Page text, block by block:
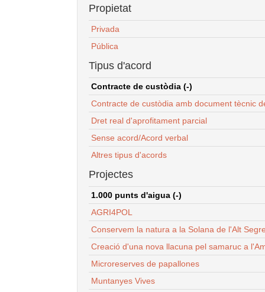
Propietat
Privada
Pública
Tipus d'acord
Contracte de custòdia (-)
Contracte de custòdia amb document tècnic
Dret real d'aprofitament parcial
Sense acord/Acord verbal
Altres tipus d'acords
Projectes
1.000 punts d'aigua (-)
AGRI4POL
Conservem la natura a la Solana de l'Alt
Creació d'una nova llacuna pel samaruc a
Microreserves de papallones
Muntanyes Vives